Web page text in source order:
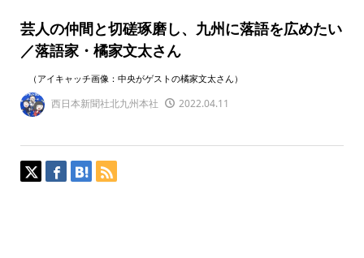
芸人の仲間と切磋琢磨し、九州に落語を広めたい
／落語家・橘家文太さん
（アイキャッチ画像：中央がゲストの橘家文太さん）
西日本新聞社北九州本社 2022.04.11